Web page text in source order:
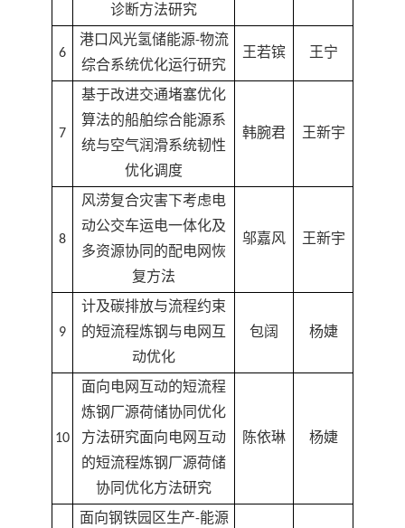
诊断方法研究
6
港口风光氢储能源-物流
综合系统优化运行研究
王若镔 王宁
7
基于改进交通堵塞优化
算法的船舶综合能源系
统与空气润滑系统韧性
优化调度
韩腕君 王新宇
8
风涝复合灾害下考虑电
动公交车运电一体化及
多资源协同的配电网恢
复方法
邬嘉风 王新宇
9
计及碳排放与流程约束
的短流程炼钢与电网互
动优化
包阔 杨婕
10
面向电网互动的短流程
炼钢厂源荷储协同优化
方法研究面向电网互动
的短流程炼钢厂源荷储
协同优化方法研究
陈依琳 杨婕
面向钢铁园区生产-能源